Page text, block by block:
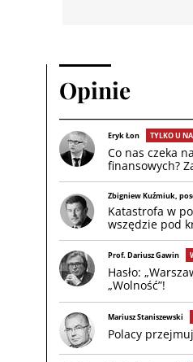
Opinie
Eryk Łon TYLKO U
Co nas czeka
finansowych?
Zbigniew Kuźmiuk,
Katastrofa w
wszędzie pod
Prof. Dariusz Gawin
Hasło:
„Wolność”!
Mariusz Staniszewski
Polacy